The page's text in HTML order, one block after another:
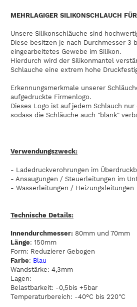
MEHRLAGIGER SILIKONSCHLAUCH
Unsere Silikonschläuche sind
Diese besitzen je nach Durchmesser 3
eingearbeitetes Gewebe im Silikon.
Hierdurch wird der Silikonmantel
Schlauche eine extrem hohe
Erkennungsmerkmale unserer
aufgedruckte Firmenlogo.
Dieses Logo ist auf jedem Schlauch
sodass die Schläuche auch "blank"
Verwendungszweck:
- Ladedruckverohrungen im
- Ansaugungen / Steuerleitungen im
- Wasserleitungen / Heizungsleitungen
Technische Details:
Innendurchmesser: 80mm und 70mm
Länge: 150mm
Form: Reduzierer Gebogen
Farbe: Blau
Wandstärke: 4,3mm
Lagen:
Belastbarkeit: -0,5bis +5bar
Temperaturbereich: -40°C bis 220"C